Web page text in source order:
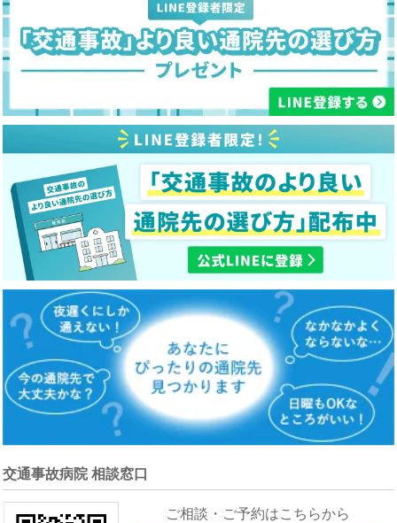
交通事故病院 相談窓口
ご相談・ご予約はこちらから